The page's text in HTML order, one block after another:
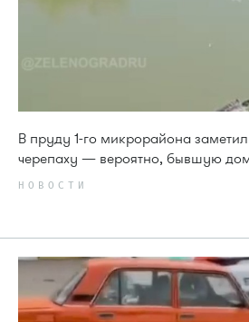
В пруду 1-го микрорайона
черепаху — вероятно, бывшую
НОВОСТИ